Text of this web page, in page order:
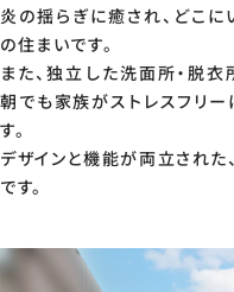
炎の揺らぎに癒され、どこ
の住まいです。
また、独立した洗面所・脱衣
朝でも家族がストレスフリ
す。
デザインと機能が両立された
です。